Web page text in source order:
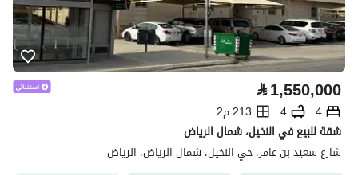
⃁1,550,000
4
4
213 م2
شقة للبيع في النخيل، شمال الرياض
شارع سعيد بن عامر، حي النخيل، شمال الرياض، الرياض